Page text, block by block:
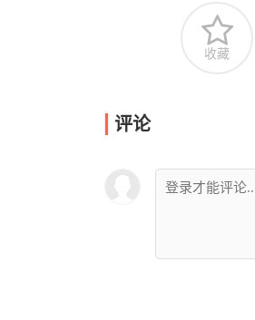
收藏
评论